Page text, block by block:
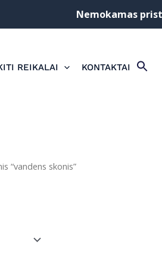
Nemokamas
REIKALAI KONTAKTAI
“vandens skonis”